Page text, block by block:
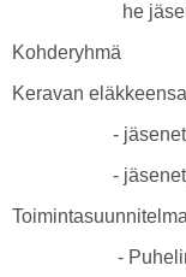
he jäseniä,
Kohderyhmä
Keravan
- jäsenet, jotka
- jäsenet, joita
Toimintasuunnitelma
- Puhelinsoitot